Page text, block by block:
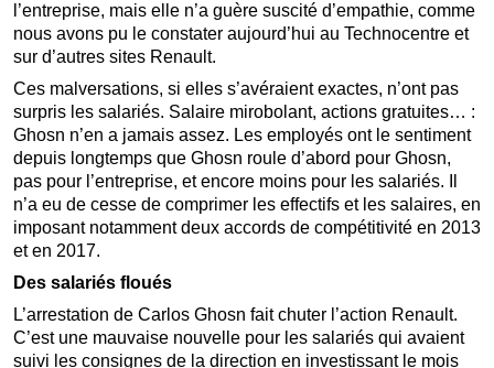
l’entreprise, mais elle n’a guère suscité d’empathie, comme
nous avons pu le constater aujourd’hui au Technocentre et
sur d’autres sites Renault.
Ces malversations, si elles s’avéraient exactes, n’ont pas
surpris les salariés. Salaire mirobolant, actions gratuites… :
Ghosn n’en a jamais assez. Les employés ont le sentiment
depuis longtemps que Ghosn roule d’abord pour Ghosn,
pas pour l’entreprise, et encore moins pour les salariés. Il
n’a eu de cesse de comprimer les effectifs et les salaires, en
imposant notamment deux accords de compétitivité en 2013
et en 2017.
Des salariés floués
L’arrestation de Carlos Ghosn fait chuter l’action Renault.
C’est une mauvaise nouvelle pour les salariés qui avaient
suivi les consignes de la direction en investissant le mois